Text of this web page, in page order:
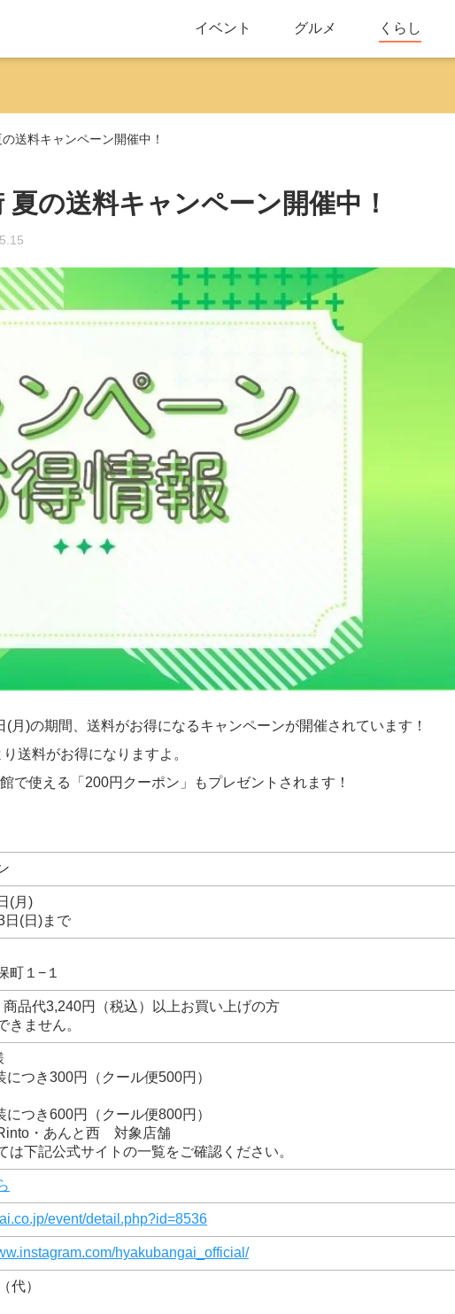
イベント グルメ くらし
送料キャンペーン開催中！
夏の送料キャンペーン開催中！
)の期間、送料がお得になるキャンペーンが開催されています！
送料がお得になりますよ。
で使える「200円クーポン」もプレゼントされます！
(月)
(日)まで
町１−１
品代3,240円（税込）以上お買い上げの方
ません。
つき300円（クール便500円）
つき600円（クール便800円）
・あんと西 対象店舗
下記公式サイトの一覧をご確認ください。
event/detail.php?id=8536
hyakubangai_official/
代）